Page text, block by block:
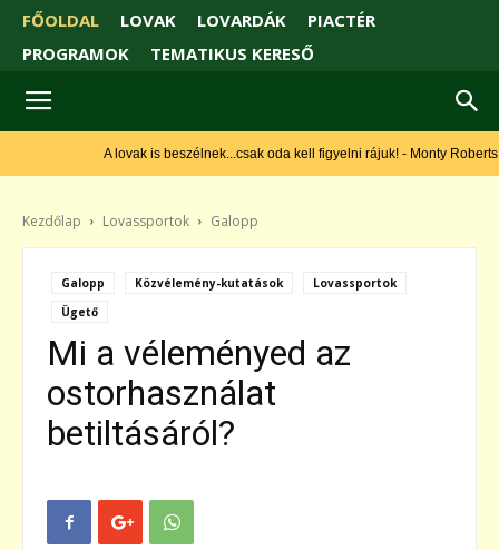
FŐOLDAL LOVAK LOVARDÁK
PIACTÉR
PROGRAMOK
TEMATIKUS KERESŐ
A lovak is beszélnek...csak oda kell figyelni rájuk! - Monty Roberts
Kezdőlap Lovassportok Galopp
Galopp Közvélemény-kutatások
Lovassportok
Ügető
Mi a véleményed az
ostorhasználat
betiltásáról?